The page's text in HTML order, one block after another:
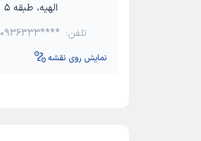
الهیه، طبقه 5
تلفن: 0936333****
نمایش روی نقشه